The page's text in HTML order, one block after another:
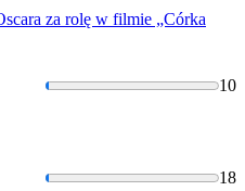
za rolę w filmie „Córka
10
18